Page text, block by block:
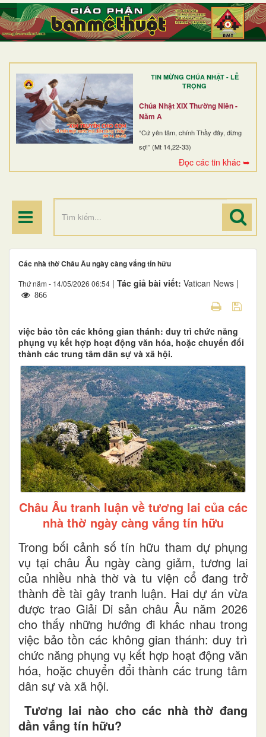
TIN MỪNG CHÚA NHẬT - LỄ
TRỌNG
Chúa Nhật XIX Thường Niên -
Năm A
“Cứ yên tâm, chính Thầy đây, đừng
sợ!” (Mt 14,22-33)
Đọc các tin khác ➥
TRANG NHẤT
GIỚI THIỆU
DÒNG TU
BAN MỤC VỤ
ĐOÀN THỂ CG
ĐIỂM HÀNH HƯƠNG
Các nhà thờ Châu Âu ngày càng vắng tín hữu
Thứ năm - 14/05/2026 06:54 | Tác giả bài viết: Vatican News |
866
việc bảo tồn các không gian thánh: duy trì chức năng
phụng vụ kết hợp hoạt động văn hóa, hoặc chuyển đổi
thành các trung tâm dân sự và xã hội.
Châu Âu tranh luận về tương lai của các
nhà thờ ngày càng vắng tín hữu
Trong bối cảnh số tín hữu tham dự phụng
vụ tại châu Âu ngày càng giảm, tương lai
của nhiều nhà thờ và tu viện cổ đang trở
thành đề tài gây tranh luận. Hai dự án vừa
được trao Giải Di sản châu Âu năm 2026
cho thấy những hướng đi khác nhau trong
việc bảo tồn các không gian thánh: duy trì
chức năng phụng vụ kết hợp hoạt động văn
hóa, hoặc chuyển đổi thành các trung tâm
dân sự và xã hội.
Tương lai nào cho các nhà thờ đang
dần vắng tín hữu?